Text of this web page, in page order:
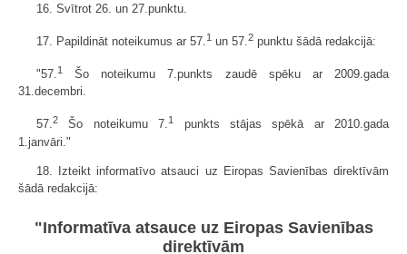
16. Svītrot 26. un 27.punktu.
17. Papildināt noteikumus ar 57. 1 un 57. 2 punktu šādā redakcijā:
"57.1
Šo noteikumu 7.punkts zaudē spēku ar 2009.gada
31.decembri.
57.2 Šo noteikumu 7.1
punkts stājas spēkā ar 2010.gada
1.janvāri."
18. Izteikt informatīvo atsauci uz Eiropas Savienības direktīvām
šādā redakcijā:
"Informatīva atsauce uz Eiropas Savienības
direktīvām